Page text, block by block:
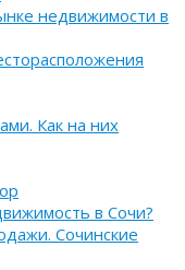
недвижимости в
Как на них
в Сочи?
Сочинские